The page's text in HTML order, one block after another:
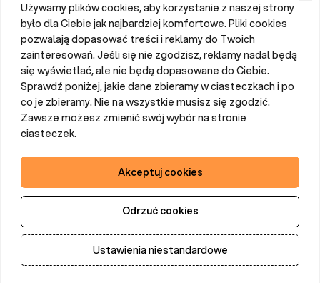
Ilość
Używamy plików cookies, aby korzystanie z naszej strony
było dla Ciebie jak najbardziej komfortowe. Pliki cookies
pozwalają dopasować treści i reklamy do Twoich
zainteresowań. Jeśli się nie zgodzisz, reklamy nadal będą
się wyświetlać, ale nie będą dopasowane do Ciebie.
Sprawdź poniżej, jakie dane zbieramy w ciasteczkach i po
co je zbieramy. Nie na wszystkie musisz się zgodzić.
Zawsze możesz zmienić swój wybór na stronie
ciasteczek.
Akceptuj cookies
Odrzuć cookies
Ustawienia niestandardowe